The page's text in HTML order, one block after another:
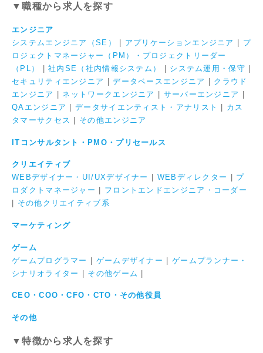
▼職種から求人を探す
エンジニア
システムエンジニア（SE）
アプリケーションエンジニア
プ
ロジェクトマネージャー（PM）・プロジェクトリーダー
（PL）
|社内SE（社内情報システム） システム運用・保守
セキュリティエンジニア
|データベースエンジニア
クラウド
エンジニア
ネットワークエンジニア サーバーエンジニア
QAエンジニア
|データサイエンティスト・アナリスト
カス
タマーサクセス
その他エンジニア
ITコンサルタント・PMO・プリセールス
クリエイティブ
WEBデザイナー・UI/UXデザイナー
WEBディレクター
プ
ロダクトマネージャー
フロントエンドエンジニア・コーダー
その他クリエイティブ系
マーケティング
ゲーム
ゲームプログラマー | ゲームデザイナー | ゲームプランナー・
シナリオライター | その他ゲーム |
CEO・COO・CFO・CTO・その他役員
その他
▼特徴から求人を探す